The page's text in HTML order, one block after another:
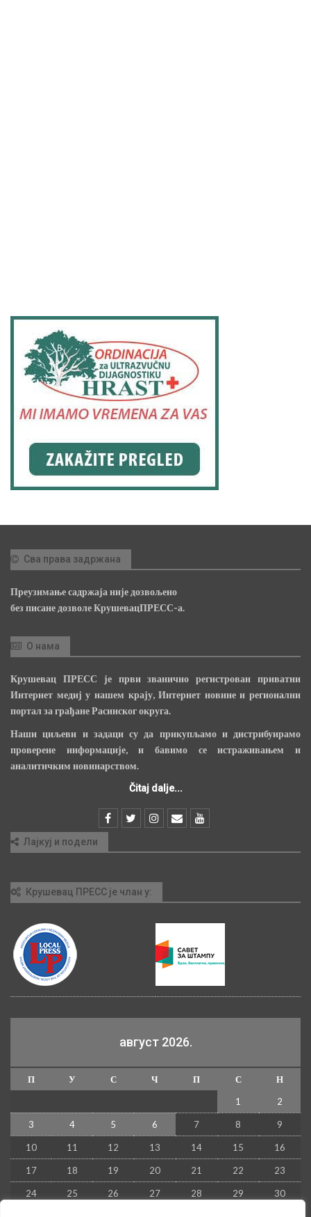
Сва права задржана
Преузимање садржаја није дозвољено
без писане дозволе КрушевацПРЕСС-а.
О нама
Крушевац ПРЕСС је први званично регистрован приватни
Интернет медиј у нашем крају, Интернет новине и регионални
портал за грађане Расинског округа.
Наши циљеви и задаци су да прикупљамо и дистрибуирамо
проверене информације, и бавимо се истраживањем и
аналитичким новинарством.
Čitaj dalje...
Лајкуј и подели
Крушевац ПРЕСС је члан у:
август 2026.
П У С Ч П С
Н
1
2
3 4 5 6 7 8 9
10 11 12 13 14 15 16
17 18 19 20 21 22 23
24 25 26 27 28 29 30